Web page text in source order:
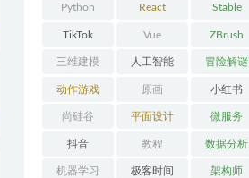
Python React Stable
Diffusion
TikTok Vue ZBrush
三维建模 人工智能 冒险解谜
AVG
动作游戏
ACT
原画 小红书
尚硅谷 平面设计 微服务
抖音 教程 数据分析
机器学习 极客时间 架构师